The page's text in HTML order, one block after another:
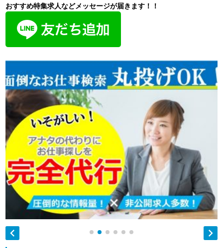
おすすめ特集求人などメッセージが届きます！！
 